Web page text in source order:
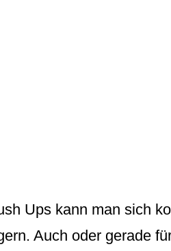
Ups kann man sich
Auch oder gerade